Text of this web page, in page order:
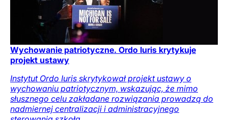
Wychowanie patriotyczne. Ordo Iuris krytykuje
projekt ustawy
Instytut Ordo Iuris skrytykował projekt ustawy o
wychowaniu patriotycznym, wskazując, że mimo
słusznego celu zakładane rozwiązania prowadzą do
nadmiernej centralizacji i administracyjnego